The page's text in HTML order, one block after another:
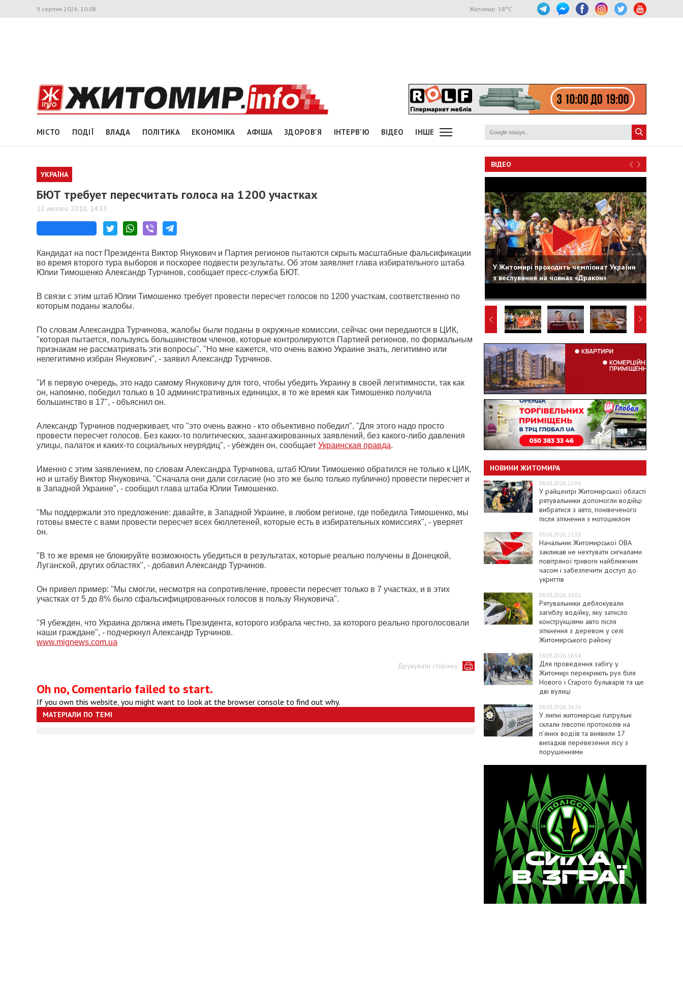
9 серпня 2026, 10:08 Житомир: 18°C
МІСТО ПОДІЇ ВЛАДА ПОЛІТИКА ЕКОНОМІКА АФІША ЗДОРОВ'Я ІНТЕРВ'Ю ВІДЕО ІНШЕ
УКРАЇНА
БЮТ требует пересчитать голоса на 1200 участках
12 лютого 2010, 14:33
Кандидат на пост Президента Виктор Янукович и Партия регионов пытаются скрыть масштабные фальсификации
во время второго тура выборов и поскорее подвести результаты. Об этом заявляет глава избирательного штаба
Юлии Тимошенко Александр Турчинов, сообщает пресс-служба БЮТ.
В связи с этим штаб Юлии Тимошенко требует провести пересчет голосов по 1200 участкам, соответственно по
которым поданы жалобы.
По словам Александра Турчинова, жалобы были поданы в окружные комиссии, сейчас они передаются в ЦИК,
"которая пытается, пользуясь большинством членов, которые контролируются Партией регионов, по формальным
признакам не рассматривать эти вопросы". "Но мне кажется, что очень важно Украине знать, легитимно или
нелегитимно избран Янукович", - заявил Александр Турчинов.
"И в первую очередь, это надо самому Януковичу для того, чтобы убедить Украину в своей легитимности, так как
он, напомню, победил только в 10 административных единицах, в то же время как Тимошенко получила
большинство в 17", - объяснил он.
Александр Турчинов подчеркивает, что "это очень важно - кто объективно победил". "Для этого надо просто
провести пересчет голосов. Без каких-то политических, заангажированных заявлений, без какого-либо давления
улицы, палаток и каких-то социальных неурядиц", - убежден он, сообщает Украинская правда.
Именно с этим заявлением, по словам Александра Турчинова, штаб Юлии Тимошенко обратился не только к ЦИК,
но и штабу Виктор Януковича. "Сначала они дали согласие (но это же было только публично) провести пересчет и
в Западной Украине", - сообщил глава штаба Юлии Тимошенко.
"Мы поддержали это предложение: давайте, в Западной Украине, в любом регионе, где победила Тимошенко, мы
готовы вместе с вами провести пересчет всех бюллетеней, которые есть в избирательных комиссиях", - уверяет
он.
"В то же время не блокируйте возможность убедиться в результатах, которые реально получены в Донецкой,
Луганской, других областях", - добавил Александр Турчинов.
Он привел пример: "Мы смогли, несмотря на сопротивление, провести пересчет только в 7 участках, и в этих
участках от 5 до 8% было сфальсифицированных голосов в пользу Януковича".
"Я убежден, что Украина должна иметь Президента, которого избрала честно, за которого реально проголосовали
наши граждане", - подчеркнул Александр Турчинов.
www.mignews.com.ua
Друкувати сторінку
Oh no, Comentario failed to start.
If you own this website, you might want to look at the browser console to find out why.
МАТЕРІАЛИ ПО ТЕМІ
ВІДЕО
У Житомирі проходить чемпіонат України
з веслування на човнах «Дракон»
НОВИНИ ЖИТОМИРА
08.08.2026, 22:06
У райцентрі Житомирської області
рятувальники допомогли водійці
вибратися з авто, понівеченого
після зіткнення з мотоциклом
08.08.2026, 21:53
Начальник Житомирської ОВА
закликав не нехтувати сигналами
повітряної тривоги найближчим
часом і забезпечити доступ до
укриттів
08.08.2026, 18:01
Рятувальники деблокували
загиблу водійку, яку затисло
конструкціями авто після
зіткнення з деревом у селі
Житомирського району
08.08.2026, 16:54
Для проведення забігу у
Житомирі перекриють рух біля
Нового і Старого бульварів та ще
дві вулиці
08.08.2026, 16:26
У липні житомирські патрульні
склали півсотні протоколів на
пʼяних водіїв та виявили 17
випадків перевезення лісу з
порушеннями